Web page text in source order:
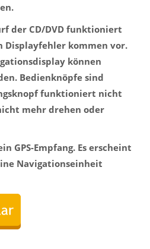
der CD/DVD funktioniert
Displayfehler kommen vor.
können
Bedienknöpfe sind
funktioniert nicht
mehr drehen oder
GPS-Empfang. Es erscheint
Navigationseinheit